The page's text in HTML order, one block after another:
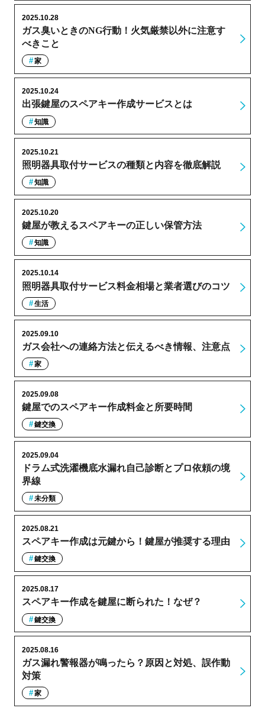
ガス臭いときのNG行動！火気厳禁以外に注意す
べきこと
2025.10.28
家
出張鍵屋のスペアキー作成サービスとは
2025.10.24
知識
照明器具取付サービスの種類と内容を徹底解説
2025.10.21
知識
鍵屋が教えるスペアキーの正しい保管方法
2025.10.20
知識
照明器具取付サービス料金相場と業者選びのコツ
2025.10.14
生活
ガス会社への連絡方法と伝えるべき情報、注意点
2025.09.10
家
鍵屋でのスペアキー作成料金と所要時間
2025.09.08
鍵交換
ドラム式洗濯機底水漏れ自己診断とプロ依頼の境
界線
2025.09.04
未分類
スペアキー作成は元鍵から！鍵屋が推奨する理由
2025.08.21
鍵交換
スペアキー作成を鍵屋に断られた！なぜ？
2025.08.17
鍵交換
ガス漏れ警報器が鳴ったら？原因と対処、誤作動
対策
2025.08.16
家